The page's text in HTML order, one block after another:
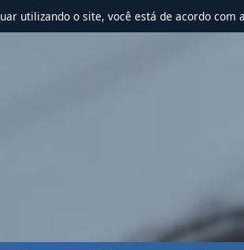
utilizando o site, você está de acordo com